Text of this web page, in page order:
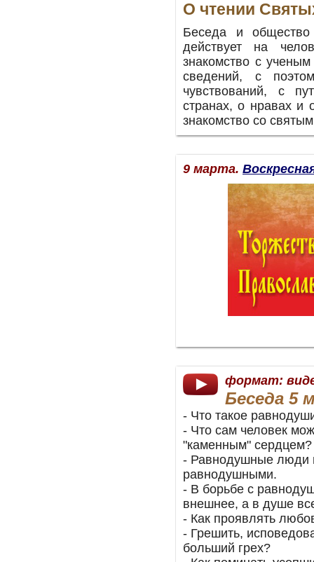
О чтении
Беседа и
действует на
знакомство с
сведений, с
чувствований, с
странах, о нравах и
знакомство со
9 марта.
формат:
Беседа 5
- Что такое
- Что сам человек
"каменным" сердцем?
- Равнодушные люди
равнодушными.
- В борьбе с
внешнее, а в душе
- Как проявлять
- Грешить,
больший грех?